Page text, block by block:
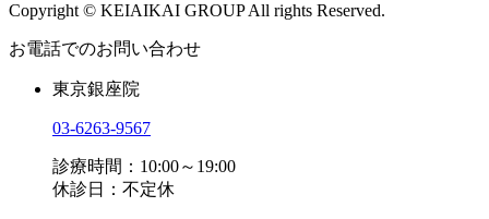
Copyright © KEIAIKAI GROUP All rights Reserved.
お電話でのお問い合わせ
東京銀座院
03-6263-9567
診療時間：10:00～19:00
休診日：不定休